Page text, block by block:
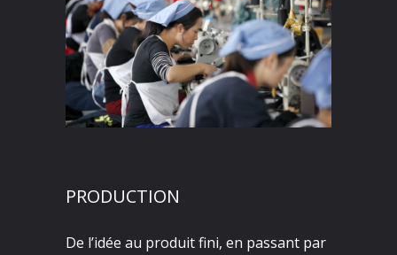
PRODUCTION
De l’idée au produit fini, en passant par